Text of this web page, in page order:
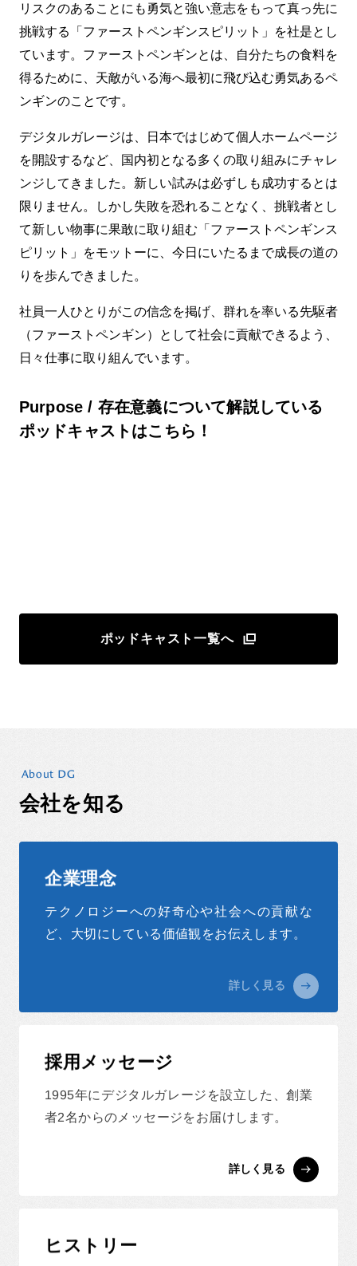
リスクのあることにも勇気と強い意志をもって真っ先に
挑戦する「ファーストペンギンスピリット」を社是とし
ています。ファーストペンギンとは、自分たちの食料を
得るために、天敵がいる海へ最初に飛び込む勇気あるペ
ンギンのことです。
デジタルガレージは、日本ではじめて個人ホームページ
を開設するなど、国内初となる多くの取り組みにチャレ
ンジしてきました。新しい試みは必ずしも成功するとは
限りません。しかし失敗を恐れることなく、挑戦者とし
て新しい物事に果敢に取り組む「ファーストペンギンス
ピリット」をモットーに、今日にいたるまで成長の道の
りを歩んできました。
社員一人ひとりがこの信念を掲げ、群れを率いる先駆者
（ファーストペンギン）として社会に貢献できるよう、
日々仕事に取り組んでいます。
Purpose / 存在意義について解説している
ポッドキャストはこちら！
ポッドキャスト一覧へ
About DG
会社を知る
企業理念
テクノロジーへの好奇心や社会への貢献な
ど、大切にしている価値観をお伝えします。
詳しく見る
採用メッセージ
1995年にデジタルガレージを設立した、創業
者2名からのメッセージをお届けします。
詳しく見る
ヒストリー